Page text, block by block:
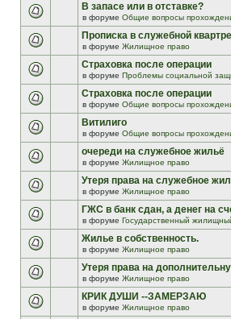
В запасе или в отставке?
в форуме Общие вопросы
Прописка в служебной
в форуме Жилищное право
Страховка после операции
в форуме Проблемы социальной
Страховка после операции
в форуме Общие вопросы
Витилиго
в форуме Общие вопросы
очереди на служебное жильё
в форуме Жилищное право
Утеря права на служебное
в форуме Жилищное право
ГЖС в банк сдан, а денег на
в форуме Государственный
Жилье в собственность.
в форуме Жилищное право
Утеря права на
в форуме Жилищное право
КРИК ДУШИ --ЗАМЕРЗАЮ
в форуме Жилищное право